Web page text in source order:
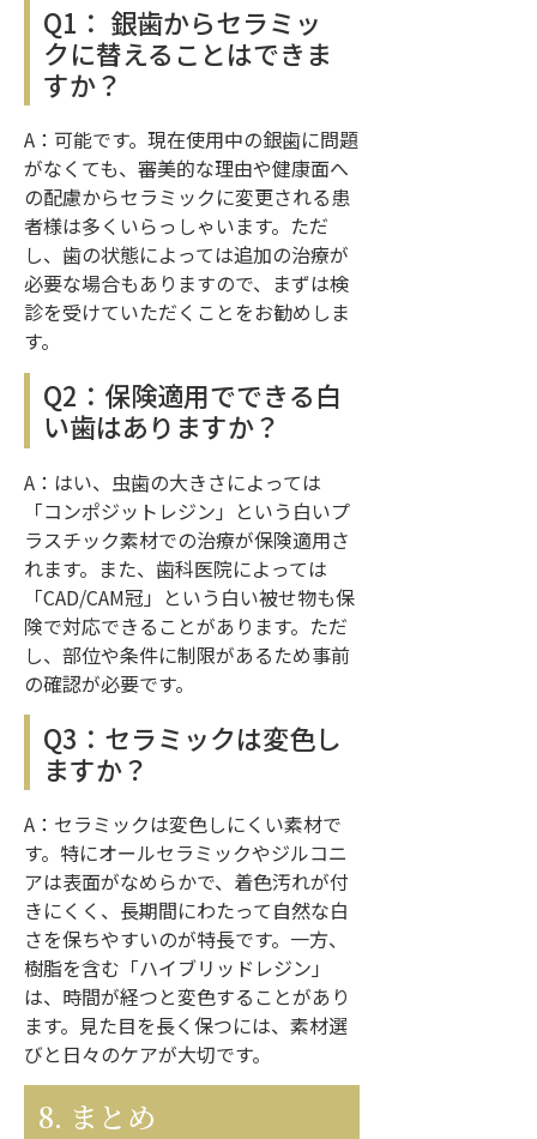
Q1： 銀歯からセラミッ
クに替えることはできま
すか？
A：可能です。現在使用中の銀歯に問題
がなくても、審美的な理由や健康面へ
の配慮からセラミックに変更される患
者様は多くいらっしゃいます。ただ
し、歯の状態によっては追加の治療が
必要な場合もありますので、まずは検
診を受けていただくことをお勧めしま
す。
Q2：保険適用でできる白
い歯はありますか？
A：はい、虫歯の大きさによっては
「コンポジットレジン」という白いプ
ラスチック素材での治療が保険適用さ
れます。また、歯科医院によっては
「CAD/CAM冠」という白い被せ物も保
険で対応できることがあります。ただ
し、部位や条件に制限があるため事前
の確認が必要です。
Q3：セラミックは変色し
ますか？
A：セラミックは変色しにくい素材で
す。特にオールセラミックやジルコニ
アは表面がなめらかで、着色汚れが付
きにくく、長期間にわたって自然な白
さを保ちやすいのが特長です。一方、
樹脂を含む「ハイブリッドレジン」
は、時間が経つと変色することがあり
ます。見た目を長く保つには、素材選
びと日々のケアが大切です。
8. まとめ